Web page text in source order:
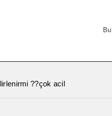
??çok acil